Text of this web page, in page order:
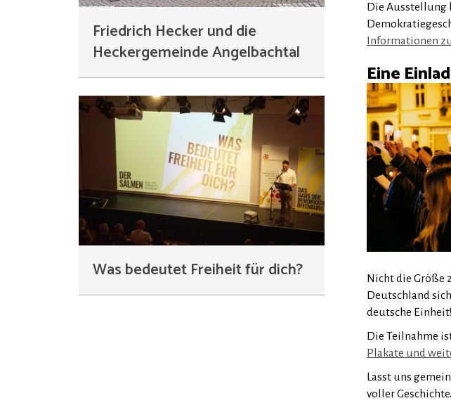
Die Ausstellung
Informationen
Eine
Nicht die Größe
Deutschland
deutsche Einheit!
Die Teilnahme
Plakate und
Lasst uns
voller Geschichte.
Friedrich Hecker und die
Heckergemeinde Angelbachtal
Was bedeutet Freiheit für dich?